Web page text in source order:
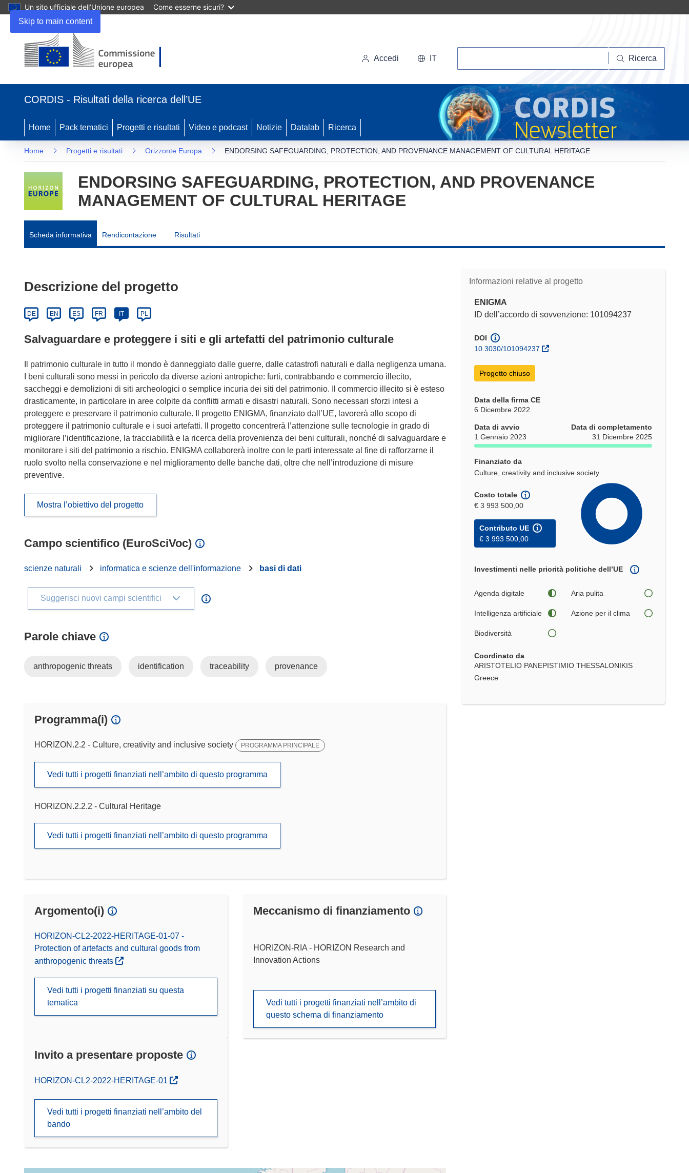
Skip to main content
Un sito ufficiale dell’Unione europea Come esserne sicuri?
Accedi IT Ricerca
CORDIS - Risultati della ricerca dell’UE
Home Pack tematici Progetti e risultati Video e podcast Notizie Datalab Ricerca
Home Progetti e risultati Orizzonte Europa ENDORSING SAFEGUARDING, PROTECTION, AND PROVENANCE MANAGEMENT OF CULTURAL HERITAGE
ENDORSING SAFEGUARDING, PROTECTION, AND PROVENANCE
MANAGEMENT OF CULTURAL HERITAGE
Scheda informativa Rendicontazione Risultati
Informazioni relative al progetto
ENIGMA
ID dell’accordo di sovvenzione: 101094237
DOI
10.3030/101094237
Progetto chiuso
Data della firma CE
6 Dicembre 2022
Data di avvio
1 Gennaio 2023
Data di completamento
31 Dicembre 2025
Finanziato da
Culture, creativity and inclusive society
Costo totale
€ 3 993 500,00
Contributo UE
€ 3 993 500,00
Investimenti nelle priorità politiche dell’UE
Agenda digitale Aria pulita
Intelligenza artificiale Azione per il clima
Biodiversità
Coordinato da
ARISTOTELIO PANEPISTIMIO THESSALONIKIS
Greece
Descrizione del progetto
DE EN ES FR IT PL
Salvaguardare e proteggere i siti e gli artefatti del patrimonio culturale
Il patrimonio culturale in tutto il mondo è danneggiato dalle guerre, dalle catastrofi naturali e dalla negligenza umana.
I beni culturali sono messi in pericolo da diverse azioni antropiche: furti, contrabbando e commercio illecito,
saccheggi e demolizioni di siti archeologici o semplice incuria dei siti del patrimonio. Il commercio illecito si è esteso
drasticamente, in particolare in aree colpite da conflitti armati e disastri naturali. Sono necessari sforzi intesi a
proteggere e preservare il patrimonio culturale. Il progetto ENIGMA, finanziato dall’UE, lavorerà allo scopo di
proteggere il patrimonio culturale e i suoi artefatti. Il progetto concentrerà l’attenzione sulle tecnologie in grado di
migliorare l’identificazione, la tracciabilità e la ricerca della provenienza dei beni culturali, nonché di salvaguardare e
monitorare i siti del patrimonio a rischio. ENIGMA collaborerà inoltre con le parti interessate al fine di rafforzarne il
ruolo svolto nella conservazione e nel miglioramento delle banche dati, oltre che nell’introduzione di misure
preventive.
Mostra l’obiettivo del progetto
Campo scientifico (EuroSciVoc)
scienze naturali informatica e scienze dell'informazione basi di dati
Suggerisci nuovi campi scientifici
Parole chiave
anthropogenic threats identification traceability provenance
Programma(i)
HORIZON.2.2 - Culture, creativity and inclusive society PROGRAMMA PRINCIPALE
Vedi tutti i progetti finanziati nell’ambito di questo programma
HORIZON.2.2.2 - Cultural Heritage
Vedi tutti i progetti finanziati nell’ambito di questo programma
Argomento(i)
HORIZON-CL2-2022-HERITAGE-01-07 -
Protection of artefacts and cultural goods from
anthropogenic threats
Vedi tutti i progetti finanziati su questa
tematica
Meccanismo di finanziamento
HORIZON-RIA - HORIZON Research and
Innovation Actions
Vedi tutti i progetti finanziati nell’ambito di
questo schema di finanziamento
Invito a presentare proposte
(si apre in una nuova finestra)
HORIZON-CL2-2022-HERITAGE-01
Vedi tutti i progetti finanziati nell’ambito del
bando